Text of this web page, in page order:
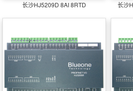
长沙HJ5209D 8AI 8RTD